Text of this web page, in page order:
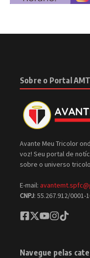
Sobre o Portal AMT
Avante Meu Tricolor
voz! Seu portal de
sobre o universo
E-mail:
CNPJ: 55.267.912/0001-
Navegue pelas